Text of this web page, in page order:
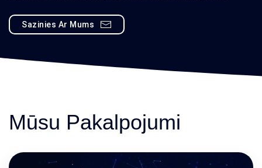
Sazinies Ar Mums
Mūsu Pakalpojumi